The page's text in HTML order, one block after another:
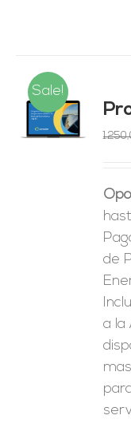
Sale!
de
a la